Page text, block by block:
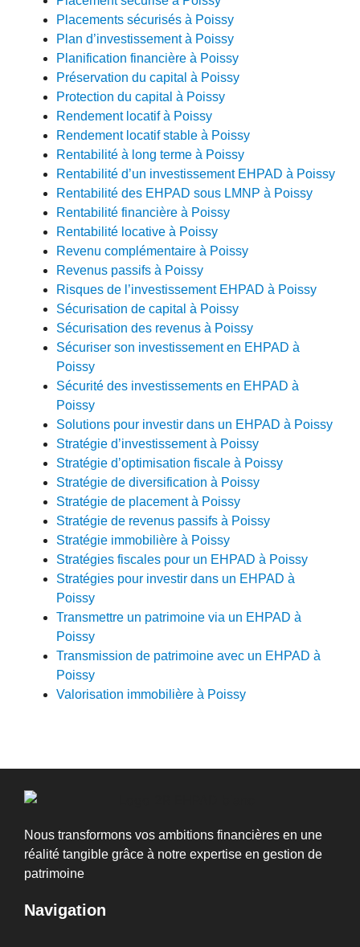
Placements sécurisés à Poissy
Plan d’investissement à Poissy
Planification financière à Poissy
Préservation du capital à Poissy
Protection du capital à Poissy
Rendement locatif à Poissy
Rendement locatif stable à Poissy
Rentabilité à long terme à Poissy
Rentabilité d’un investissement EHPAD à Poissy
Rentabilité des EHPAD sous LMNP à Poissy
Rentabilité financière à Poissy
Rentabilité locative à Poissy
Revenu complémentaire à Poissy
Revenus passifs à Poissy
Risques de l’investissement EHPAD à Poissy
Sécurisation de capital à Poissy
Sécurisation des revenus à Poissy
Sécuriser son investissement en EHPAD à
Poissy
Sécurité des investissements en EHPAD à
Poissy
Solutions pour investir dans un EHPAD à Poissy
Stratégie d’investissement à Poissy
Stratégie d’optimisation fiscale à Poissy
Stratégie de diversification à Poissy
Stratégie de placement à Poissy
Stratégie de revenus passifs à Poissy
Stratégie immobilière à Poissy
Stratégies fiscales pour un EHPAD à Poissy
Stratégies pour investir dans un EHPAD à
Poissy
Transmettre un patrimoine via un EHPAD à
Poissy
Transmission de patrimoine avec un EHPAD à
Poissy
Valorisation immobilière à Poissy
Nous transformons vos ambitions financières en une
réalité tangible grâce à notre expertise en gestion de
patrimoine
Navigation